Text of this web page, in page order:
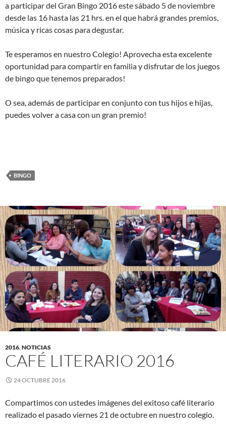
a participar del Gran Bingo 2016 este sábado 5 de noviembre
desde las 16 hasta las 21 hrs. en el que habrá grandes premios,
música y ricas cosas para degustar.
Te esperamos en nuestro Colegio! Aprovecha esta excelente
oportunidad para compartir en familia y disfrutar de los juegos
de bingo que tenemos preparados!
O sea, además de participar en conjunto con tus hijos e hijas,
puedes volver a casa con un gran premio!
BINGO
2016,NOTICIAS
CAFÉ LITERARIO 2016
24 OCTUBRE 2016
Compartimos con ustedes imágenes del exitoso café literario
realizado el pasado viernes 21 de octubre en nuestro colegio.